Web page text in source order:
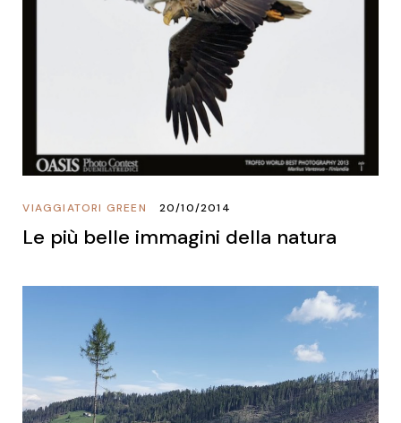
VIAGGIATORI GREEN 20/10/2014
Le più belle immagini della natura